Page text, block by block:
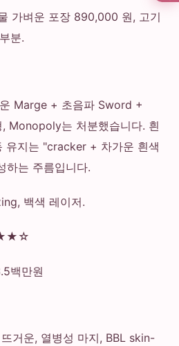
가벼운 포장 890,000 원, 고기
분.
Marge + 초음파 Sword +
Monopoly는 처분했습니다. 흰
유지는 "cracker + 차가운 흰색
하는 주름입니다.
백색 레이저.
백만원
거운, 열병성 마지, BBL skin-